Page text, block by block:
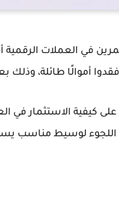
في العملات الرقمية
أموالًا طائلة،
كيفية الاستثمار في
اللجوء لوسيط مناسب